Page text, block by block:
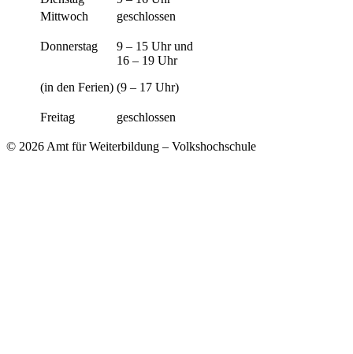
Mittwoch
geschlossen
Donnerstag
(in den Ferien)
9 – 15 Uhr und
16 – 19 Uhr
(9 – 17 Uhr)
Freitag geschlossen
© 2026 Amt für Weiterbildung – Volkshochschule